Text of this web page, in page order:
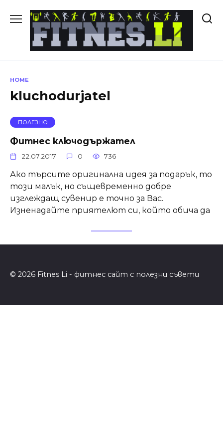
HOME
kluchodurjatel
ПОЛЕЗНО
Фитнес ключодържател
22.07.2017 0 736
Ако търсите оригинална идея за подарък, то
този малък, но същевременно добре
изглеждащ сувенир е точно за Вас.
Изненадайте приятелют си, който обича да
© 2026 Fitnes Li - фитнес сайт с полезни съвети